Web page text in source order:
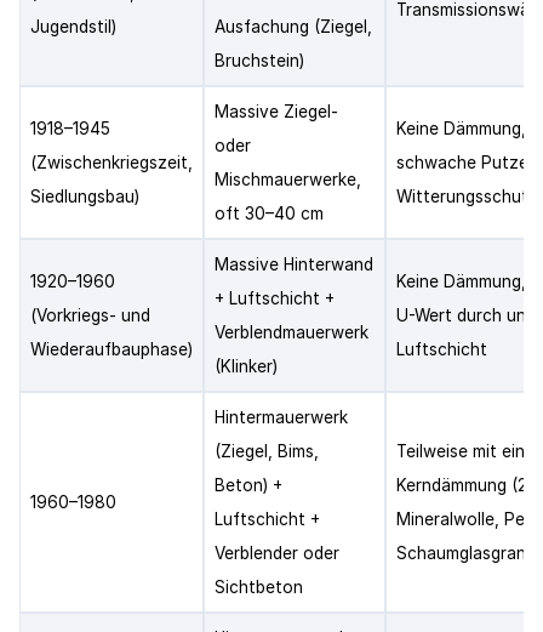
Jugendstil)
Ausfachung (Ziegel,
Bruchstein)
1918–1945
(Zwischenkriegszeit,
Siedlungsbau)
Massive Ziegel-
oder
Mischmauerwerke,
oft 30–40 cm
Keine Dämmung,
schwache Putze
Witterungsschutz
1920–1960
(Vorkriegs- und
Wiederaufbauphase)
Massive Hinterwand
+ Luftschicht +
Verblendmauerwerk
(Klinker)
Keine Dämmung,
U-Wert durch
Luftschicht
1960–1980
Hintermauerwerk
(Ziegel, Bims,
Beton) +
Luftschicht +
Verblender oder
Sichtbeton
Teilweise mit
Kerndämmung
Mineralwolle,